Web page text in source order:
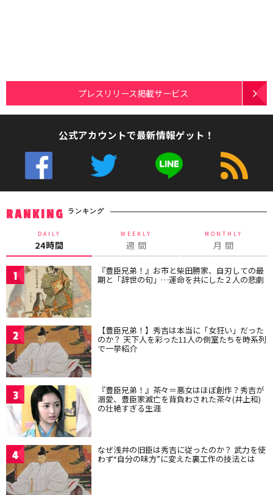
プレスリリース掲載サービス
公式アカウントで最新情報ゲット！
RANKING ランキング
DAILY
24時間
WEEKLY
週 間
MONTHLY
月 間
1 『豊臣兄弟！』お市と柴田勝家、自刃しての最
期と「辞世の句」…運命を共にした２人の悲劇
2 【豊臣兄弟！】秀吉は本当に「女狂い」だった
のか？ 天下人を彩った11人の側室たちを時系列
で一挙紹介
3 『豊臣兄弟！』茶々＝悪女はほぼ創作？秀吉が
溺愛、豊臣家滅亡を背負わされた茶々(井上和)
の壮絶すぎる生涯
4 なぜ浅井の旧臣は秀吉に従ったのか？ 武力を使
わず“自分の味方”に変えた裏工作の技法とは